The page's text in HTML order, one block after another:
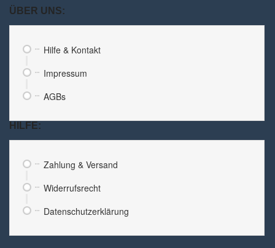
ÜBER UNS:
Hilfe & Kontakt
Impressum
AGBs
HILFE:
Zahlung & Versand
Widerrufsrecht
Datenschutzerklärung